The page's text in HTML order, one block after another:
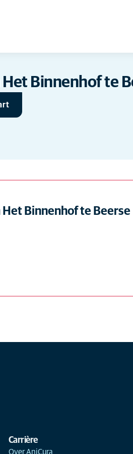
Binnenhof te
Binnenhof te Beerse
Carrière
Over AniCura